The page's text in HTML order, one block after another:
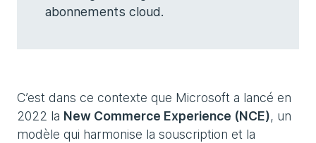
abonnements cloud.
C’est dans ce contexte que Microsoft a lancé en
2022 la New Commerce Experience (NCE), un
modèle qui harmonise la souscription et la